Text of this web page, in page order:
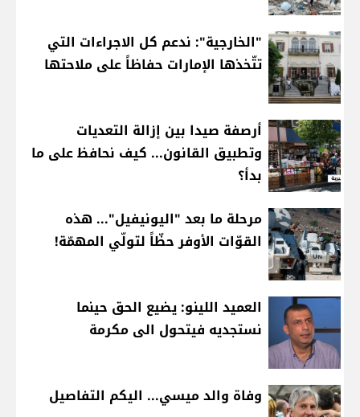
"الخارجية": ندعم كل الاجراءات التي
تتّخذها الإمارات حفاظاً على ملاحتها
أرصفة صيدا بين إزالة التعديات
وتطبيق القانون... كيف نحافظ على ما
بدأ؟
مرحلة ما بعد "اليونيفيل"... هذه
القوّات الأوفر حظّاً لتولّي المهمّة!
العميد اللينو: يضيع الحق حينما
نستجديه فيتحول الى مكرمة
وفاة والد ميسي... اليكم التفاصيل